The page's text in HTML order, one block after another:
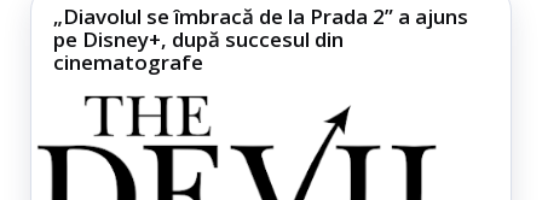
„Diavolul se îmbracă de la Prada 2” a ajuns
pe Disney+, după succesul din
cinematografe